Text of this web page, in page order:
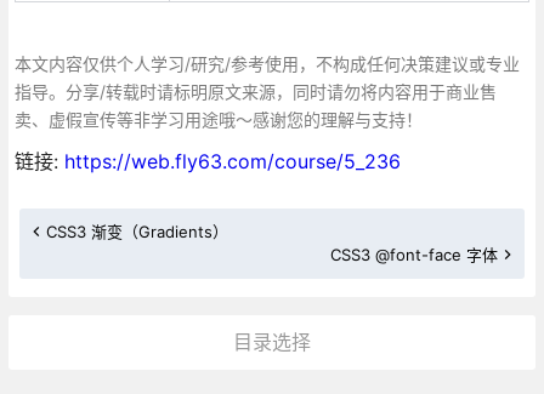
本文内容仅供个人学习/研究/参考使用，不构成任何决策建议或专业
指导。分享/转载时请标明原文来源，同时请勿将内容用于商业售
卖、虚假宣传等非学习用途哦～感谢您的理解与支持！
链接: https://web.fly63.com/course/5_236
CSS3 渐变（Gradients）
CSS3 @font-face 字体
目录选择